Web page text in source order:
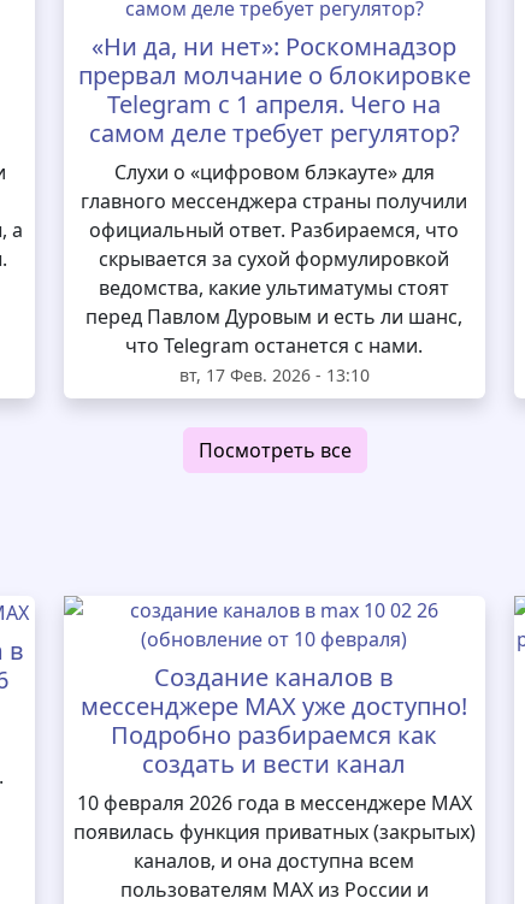
а
«Ни да, ни нет»: Роскомнадзор
прервал молчание о блокировке
Telegram с 1 апреля. Чего на
самом деле требует регулятор?
Слухи о «цифровом блэкауте» для
главного мессенджера страны получили
официальный ответ. Разбираемся, что
скрывается за сухой формулировкой
ведомства, какие ультиматумы стоят
перед Павлом Дуровым и есть ли шанс,
что Telegram останется с нами.
вт, 17 Фев. 2026 - 13:10
Посмотреть все
в
Создание каналов в
мессенджере MAX уже доступно!
Подробно разбираемся как
создать и вести канал
10 февраля 2026 года в мессенджере MAX
появилась функция приватных (закрытых)
каналов, и она доступна всем
пользователям MAX из России и